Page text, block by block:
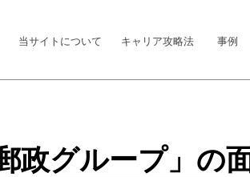
当サイトについて キャリア攻略法 事例
政グループ」の